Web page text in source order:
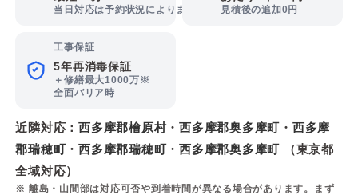
当日対応は予約状況によります 見積後の追加0円
工事保証
5年再消毒保証
＋修繕最大1000万※
全面バリア時
近隣対応：西多摩郡檜原村・西多摩郡奥多摩町 ・ 西多摩
郡瑞穂町・西多摩郡瑞穂町・西多摩郡奥多摩町 （東京都
全域対応）
※ 離島・山間部は対応可否や到着時間が異なる場合があります。まず